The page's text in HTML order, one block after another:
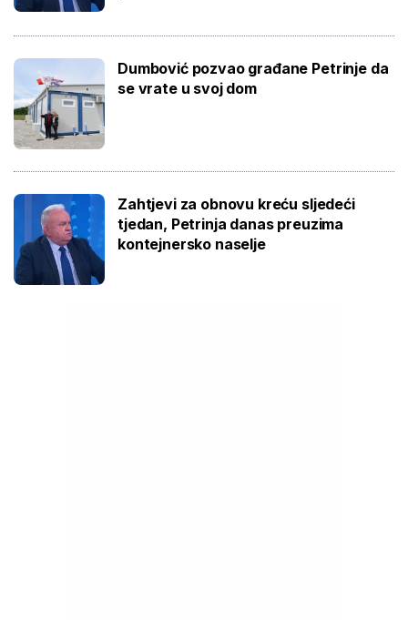
Dumbović pozvao građane Petrinje da
se vrate u svoj dom
Zahtjevi za obnovu kreću sljedeći
tjedan, Petrinja danas preuzima
kontejnersko naselje